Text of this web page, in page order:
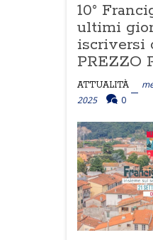
10°
ultimi
iscriversi
PREZZO
ATTUALITÀ
2025
0